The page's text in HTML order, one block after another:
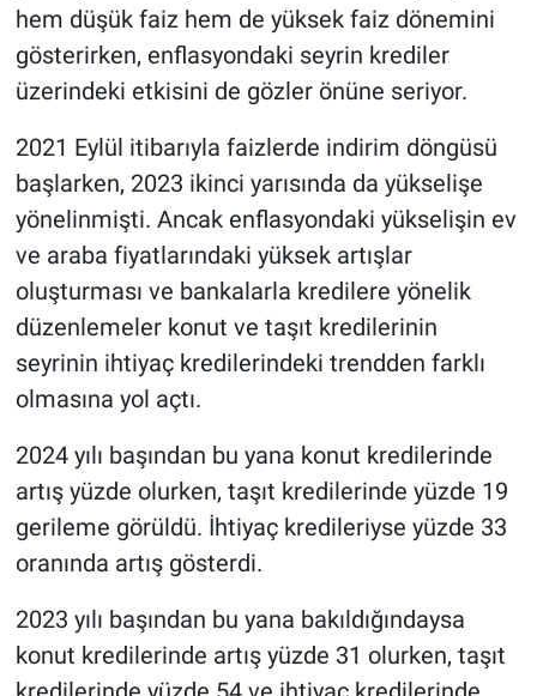
hem düşük faiz hem de yüksek faiz dönemini
gösterirken, enflasyondaki seyrin krediler
üzerindeki etkisini de gözler önüne seriyor.
2021 Eylül itibarıyla faizlerde indirim döngüsü
başlarken, 2023 ikinci yarısında da yükselişe
yönelinmişti. Ancak enflasyondaki yükselişin ev
ve araba fiyatlarındaki yüksek artışlar
oluşturması ve bankalarla kredilere yönelik
düzenlemeler konut ve taşıt kredilerinin
seyrinin ihtiyaç kredilerindeki trendden farklı
olmasına yol açtı.
2024 yılı başından bu yana konut kredilerinde
artış yüzde olurken, taşıt kredilerinde yüzde 19
gerileme görüldü. İhtiyaç kredileriyse yüzde 33
oranında artış gösterdi.
2023 yılı başından bu yana bakıldığındaysa
konut kredilerinde artış yüzde 31 olurken, taşıt
Popüler
Programlar
Sağlık
Spor
Teknoloji
Türkiye'nin Geleceği
Türkiye'nin Gündemi
Yerel Gündem
Yerel Yaşam
Canlı Yayın